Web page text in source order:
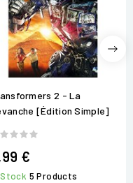
2 - La
[Édition Simple]
€
5 Products